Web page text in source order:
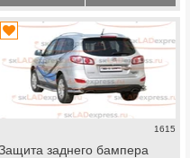
1615
заднего бампера